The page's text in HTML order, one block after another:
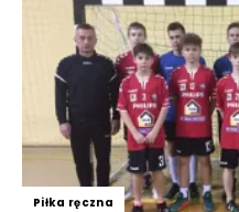
Piłka ręczna